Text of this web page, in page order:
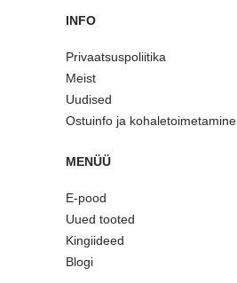
INFO
Privaatsuspoliitika
Meist
Uudised
Ostuinfo ja kohaletoimetamine
MENÜÜ
E-pood
Uued tooted
Kingiideed
Blogi